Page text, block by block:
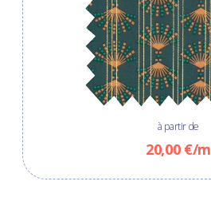
à partir de
20,00 €/m